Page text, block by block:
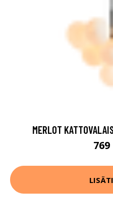
MERLOT
769